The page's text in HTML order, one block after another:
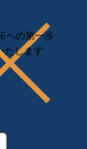
への第一歩
たします